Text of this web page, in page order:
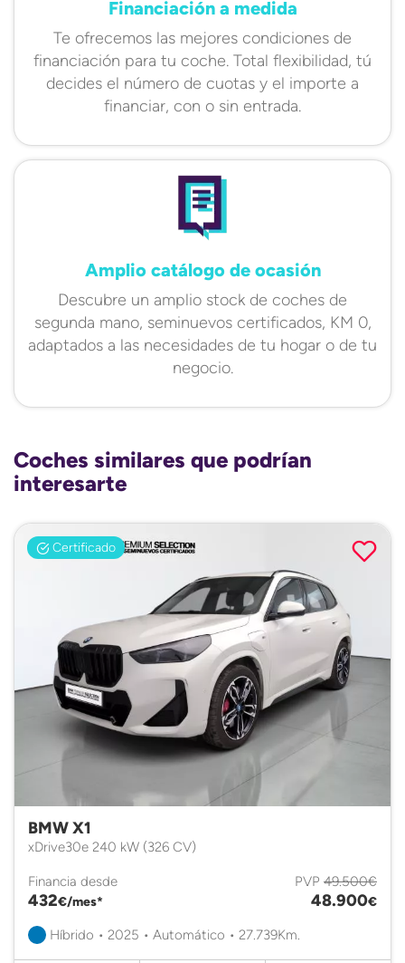
Financiación a medida
Te ofrecemos las mejores condiciones de
financiación para tu coche. Total flexibilidad, tú
decides el número de cuotas y el importe a
financiar, con o sin entrada.
Amplio catálogo de ocasión
Descubre un amplio stock de coches de
segunda mano, seminuevos certificados, KM 0,
adaptados a las necesidades de tu hogar o de tu
negocio.
Coches similares que podrían
interesarte
Certificado
BMW X1
xDrive30e 240 kW (326 CV)
Financia desde
432€/mes*
PVP 49.500€
48.900€
Híbrido • 2025 • Automático • 27.739Km.